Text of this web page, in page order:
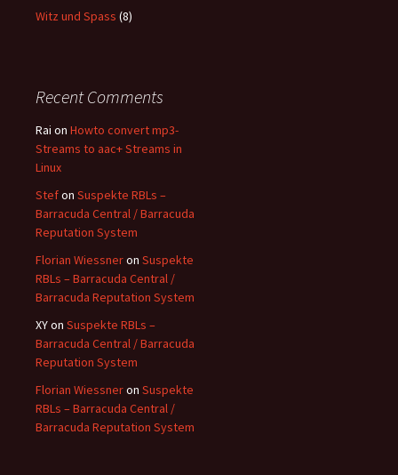
Witz und Spass (8)
Recent Comments
Rai on Howto convert mp3-
Streams to aac+ Streams in
Linux
Stefon Suspekte RBLs –
Barracuda Central / Barracuda
Reputation System
Florian Wiessneron Suspekte
RBLs – Barracuda Central /
Barracuda Reputation System
XYon Suspekte RBLs –
Barracuda Central / Barracuda
Reputation System
Florian Wiessneron Suspekte
RBLs – Barracuda Central /
Barracuda Reputation System